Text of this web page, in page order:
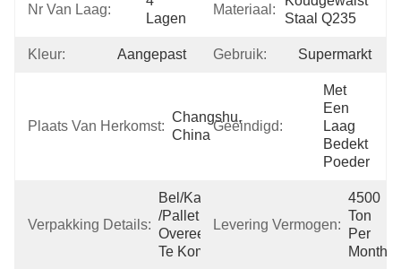
Nr Van Laag:
Lagen
Materiaal:
Staal Q235
Kleur: Aangepast Gebruik: Supermarkt
Plaats Van Herkomst:
Changshu,
China
Geëindigd:
Met
Een
Laag
Bedekt
Poeder
Verpakking Details:
Bel/karton
/pallet Of
Overeen
Te Komen
Levering Vermogen:
4500
Ton
Per
Month